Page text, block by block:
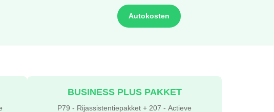
Autokosten
BUSINESS PLUS PAKKET
P79 - Rijassistentiepakket + 207 - Actieve